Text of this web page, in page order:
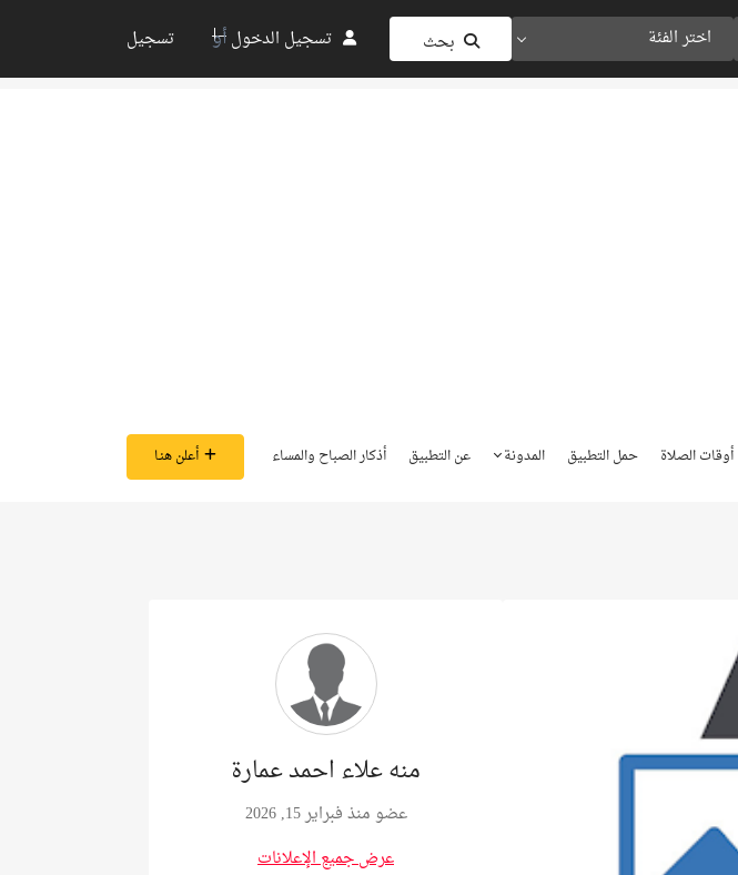
اختر الفئة بحث تسجيل الدخولأو تسجيل
أوقات الصلاة حمل التطبيق المدونة عن التطبيق أذكار الصباح والمساء أعلن هنـا
منه علاء احمد عمارة
عضو منذ فبراير 15, 2026
عرض جميع الإعلانات